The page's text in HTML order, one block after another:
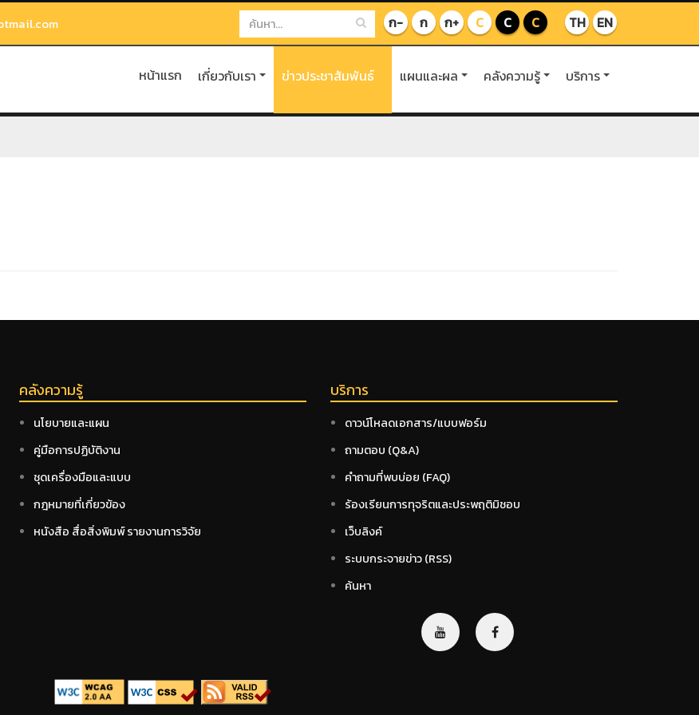
TH EN
ก- ก ก+ C C C
หน้าแรก เกี่ยวกับเรา ข่าวประชาสัมพันธ์ แผนและผล คลังความรู้ บริการ
คลังความรู้
นโยบายและแผน
คู่มือการปฏิบัติงาน
ชุดเครื่องมือและแบบ
กฎหมายที่เกี่ยวข้อง
หนังสือ สื่อสิ่งพิมพ์ รายงานการวิจัย
บริการ
ดาวน์โหลดเอกสาร/แบบฟอร์ม
ถามตอบ (Q&A)
คำถามที่พบบ่อย (FAQ)
ร้องเรียนการทุจริตและประพฤติมิชอบ
เว็บลิงค์
ระบบกระจายข่าว (RSS)
ค้นหา